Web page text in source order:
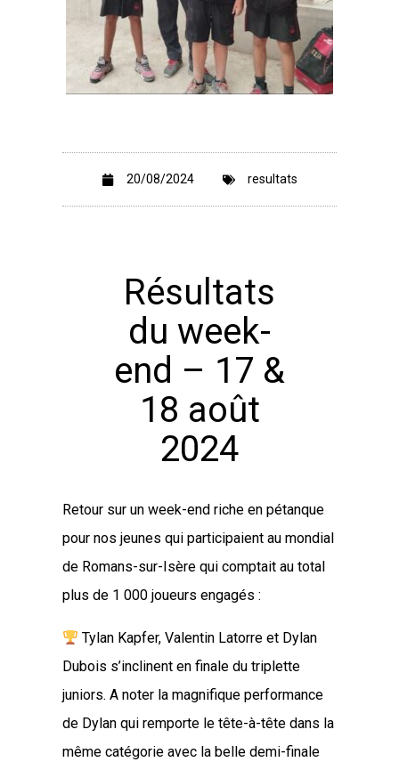
20/08/2024 resultats
Résultats
du week-
end – 17 &
18 août
2024
Retour sur un week-end riche en pétanque
pour nos jeunes qui participaient au mondial
de Romans-sur-Isère qui comptait au total
plus de 1 000 joueurs engagés :
Tylan Kapfer, Valentin Latorre et Dylan
Dubois s’inclinent en finale du triplette
juniors. A noter la magnifique performance
de Dylan qui remporte le tête-à-tête dans la
même catégorie avec la belle demi-finale